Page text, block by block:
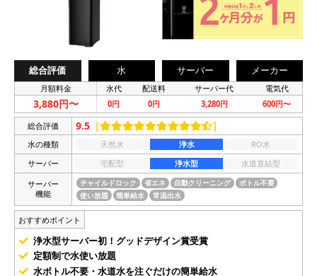
総合評価 水 サーバー メーカー
月額料金 水代 配送料 サーバー代 電気代
3,880円〜 0円 0円 3,280円 600円〜
総合評価 9.5 ［ ］
水の種類 天然水 浄水
RO水
サーバー
宅配型 浄水型
水道直結型
サーバー
機能
チャイルドロック 省エネ 自動クリーニング
ボトル不要
使い放題
簡単給水 常温出水
おすすめポイント
浄水型サーバー初！グッドデザイン賞受賞
定額制で水使い放題
水ボトル不要・水道水を注ぐだけの簡単給水